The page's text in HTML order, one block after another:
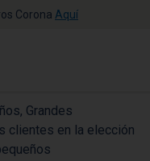
Corona Aquí
Grandes
clientes en la elección